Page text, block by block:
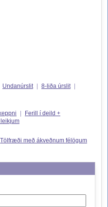
Undanúrslit 8-liða úrslit
Ferill í deild +
Tölfræði með ákveðnum félögum